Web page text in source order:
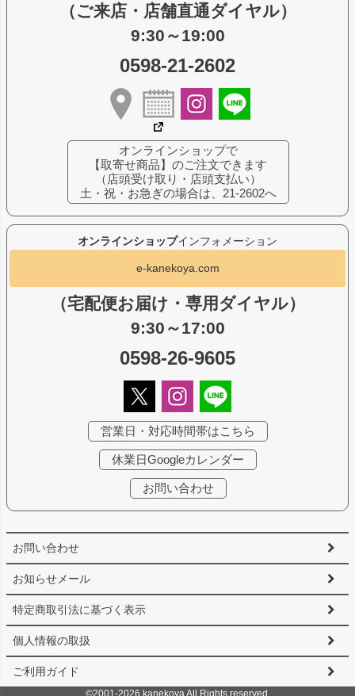
お問い合わせ
お知らせメール
特定商取引法に基づく表示
個人情報の取扱
ご利用ガイド
オンラインショップインフォメーション
e-kanekoya.com
（宅配便お届け・専用ダイヤル）
9:30～17:00
0598-26-9605
営業日・対応時間帯はこちら
休業日Googleカレンダー
お問い合わせ
（ご来店・店舗直通ダイヤル）
9:30～19:00
0598-21-2602
オンラインショップで
【取寄せ商品】のご注文できます
（店頭受け取り・店頭支払い）
土・祝・お急ぎの場合は、21-2602へ
©2001-2026 kanekoya All Rights reserved.